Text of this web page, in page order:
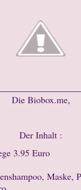
Die Biobox.me,
Der Inhalt :
3.95 Euro
Maske,